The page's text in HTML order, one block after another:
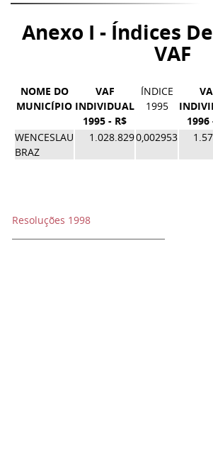
Anexo I - Índices
VAF
NOME DO
MUNICÍPIO
VAF
INDIVIDUAL
1995 - R$
ÍNDICE
1995
1996
WENCESLAU
BRAZ
1.028.8290,002953
Resoluções 1998